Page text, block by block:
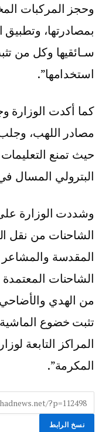
وحجز المركبات
بمصادرتها،
سـائقيها وكل من
استخدامها”.
كما أكدت الوزارة
مصادر اللهب،
حيث تمنع
البترولي المسال
وشددت الوزارة على
الشاحنات من نقل
المقدسة
الشاحنات
من الهدي
تثبت خضوع
المراكز التابعة
المكرمة”.
نسخ الرابط